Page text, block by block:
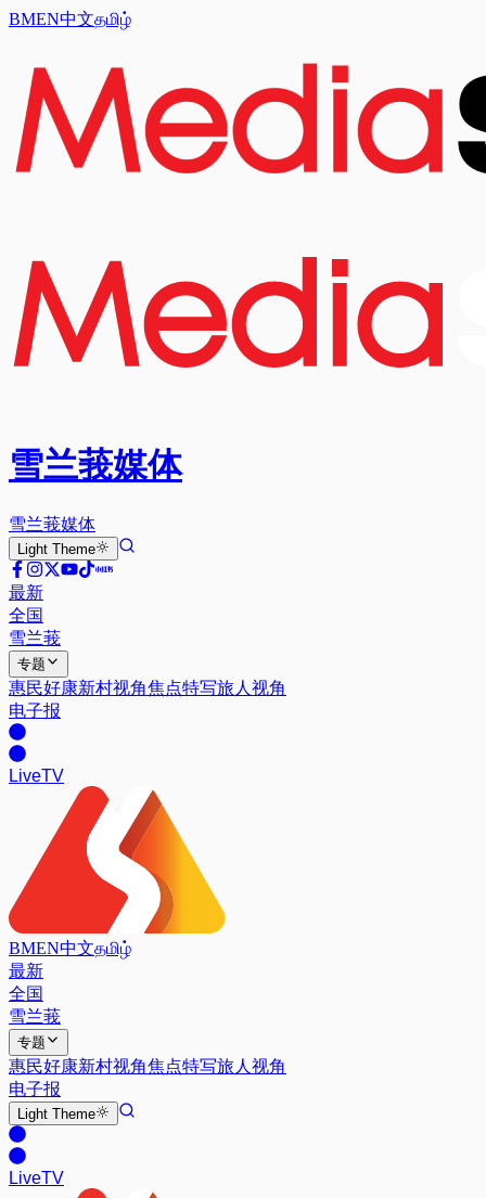
BMEN中文தமிழ்
雪兰莪媒体
雪兰莪媒体
Light Theme
最新
全国
雪兰莪
专题
惠民好康新村视角焦点特写旅人视角
电子报
LiveTV
BMEN中文தமிழ்
最新
全国
雪兰莪
专题
惠民好康新村视角焦点特写旅人视角
电子报
Light Theme
LiveTV